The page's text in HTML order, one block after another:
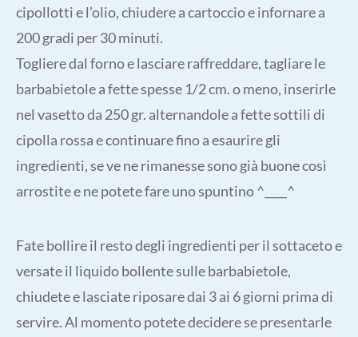
cipollotti e l’olio, chiudere a cartoccio e infornare a
200 gradi per 30 minuti.
Togliere dal forno e lasciare raffreddare, tagliare le
barbabietole a fette spesse 1/2 cm. o meno, inserirle
nel vasetto da 250 gr. alternandole a fette sottili di
cipolla rossa e continuare fino a esaurire gli
ingredienti, se ve ne rimanesse sono già buone così
arrostite e ne potete fare uno spuntino ^____^
Fate bollire il resto degli ingredienti per il sottaceto e
versate il liquido bollente sulle barbabietole,
chiudete e lasciate riposare dai 3 ai 6 giorni prima di
servire. Al momento potete decidere se presentarle